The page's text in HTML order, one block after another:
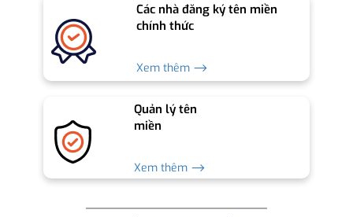
Các nhà đăng ký tên miền
chính thức
Xem thêm ⟶
Quản lý tên
miền
Xem thêm ⟶